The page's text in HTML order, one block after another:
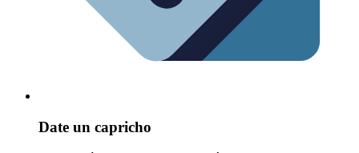
Date un capricho